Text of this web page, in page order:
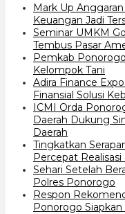
Mark Up
Keuangan Jadi
Seminar UMKM
Tembus Pasar
Pemkab
Kelompok Tani
Adira Finance
Finansial Solusi
ICMI Orda
Daerah Dukung
Daerah
Tingkatkan
Percepat
Sehari Setelah
Polres Ponorogo
Respon
Ponorogo